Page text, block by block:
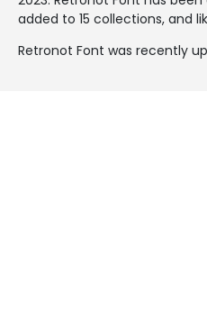
added to 15 collections, and
Retronot Font was recently